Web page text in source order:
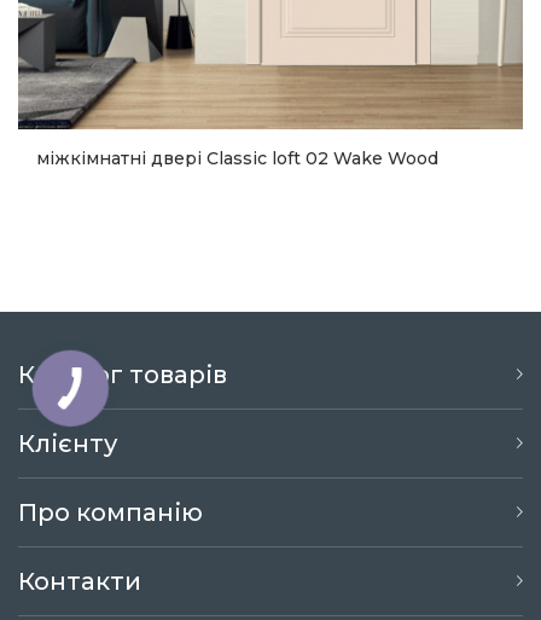
міжкімнатні двері Classic loft 02 Wake Wood
Каталог товарів
Клієнту
Про компанію
Контакти